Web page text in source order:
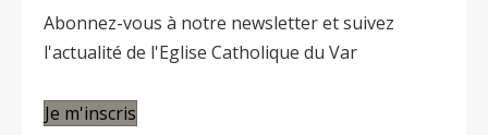
Abonnez-vous à notre newsletter et suivez
l'actualité de l'Eglise Catholique du Var
Je m'inscris